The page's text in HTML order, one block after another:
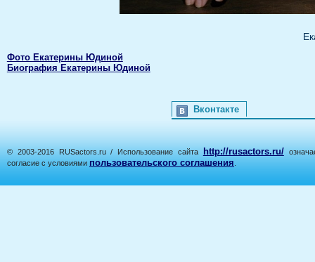
Фото Екатерины Юдиной
Биография Екатерины Юдиной
Вконтакте
© 2003-2016 RUSactors.ru / Использование сайта http://rusactors.ru/
согласие с условиями пользовательского соглашения